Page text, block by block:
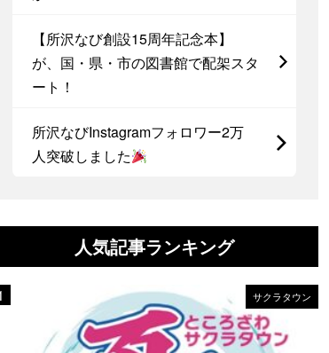
【所沢なび創設15周年記念本】
が、国・県・市の図書館で配架スタ
ート！
所沢なびInstagramフォロワー2万
人突破しました
人気記事ランキング
サクラタウン